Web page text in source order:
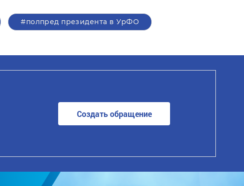
#полпред президента в УрФО
Создать обращение